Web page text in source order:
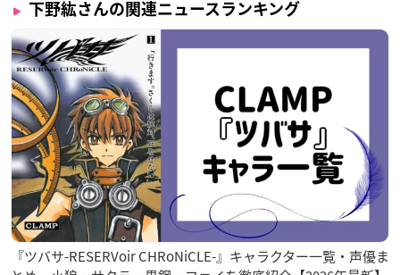
下野紘さんの関連ニュースランキング
『ツバサ-RESERVoir CHRoNiCLE-』キャラクター一覧・声優ま